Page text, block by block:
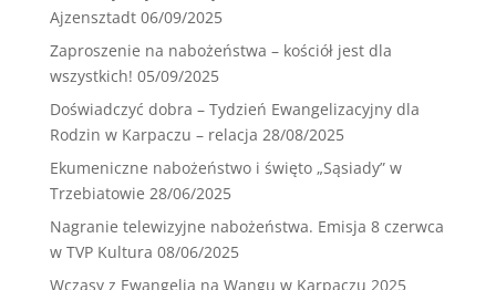
Ajzensztadt 06/09/2025
Zaproszenie na nabożeństwa – kościół jest dla
wszystkich! 05/09/2025
Doświadczyć dobra – Tydzień Ewangelizacyjny dla
Rodzin w Karpaczu – relacja 28/08/2025
Ekumeniczne nabożeństwo i święto „Sąsiady” w
Trzebiatowie 28/06/2025
Nagranie telewizyjne nabożeństwa. Emisja 8 czerwca
w TVP Kultura 08/06/2025
Wczasy z Ewangelią na Wangu w Karpaczu 2025